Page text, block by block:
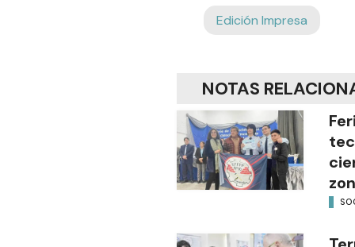
Edición Impresa
NOTAS